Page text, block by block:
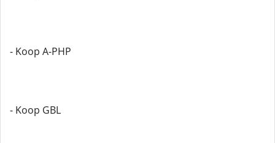
- Koop A-PHP
- Koop GBL